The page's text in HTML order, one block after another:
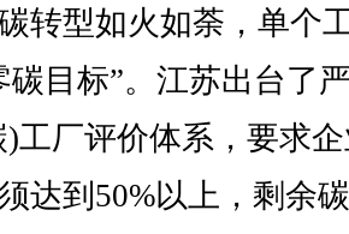
型如火如荼，单个
碳目标”。江苏出台了
工厂评价体系，要求
达到50%以上，剩余